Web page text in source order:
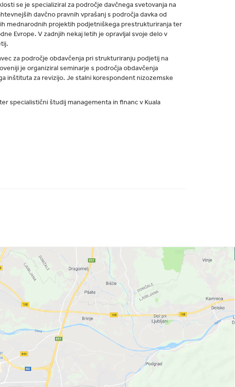
se je specializiral za področje davčnega svetovanja na
davčno pravnih vprašanj s področja davka od
mednarodnih projektih podjetniškega prestrukturiranja ter
Evrope. V zadnjih nekaj letih je opravljal svoje delo v
za področje obdavčenja pri strukturiranju podjetij na
je organiziral seminarje s področja obdavčenja
inštituta za revizijo. Je stalni korespondent nizozemske
specialistični študij managementa in financ v Kuala